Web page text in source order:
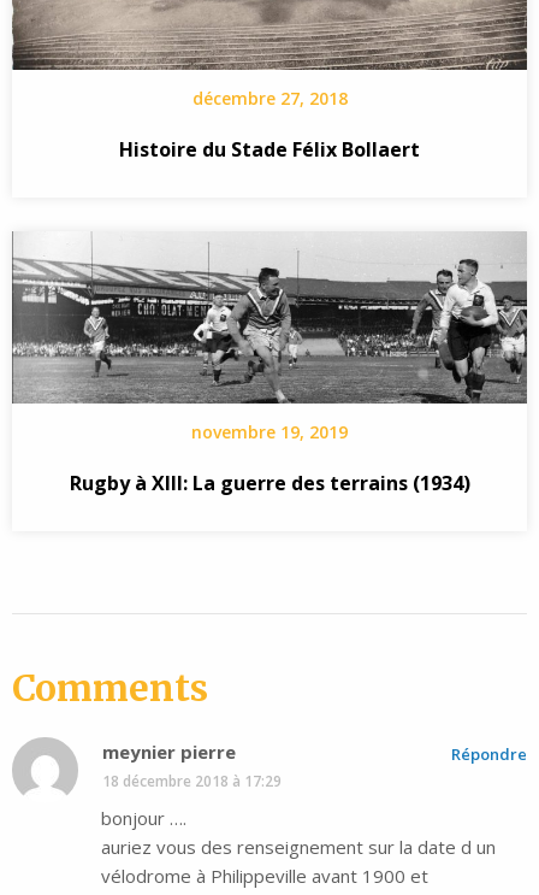
décembre 27, 2018
Histoire du Stade Félix Bollaert
novembre 19, 2019
Rugby à XIII: La guerre des terrains (1934)
Comments
meynier pierre
18 décembre 2018 à 17:29
bonjour ….
auriez vous des renseignement sur la date d un
vélodrome à Philippeville avant 1900 et
Répondre